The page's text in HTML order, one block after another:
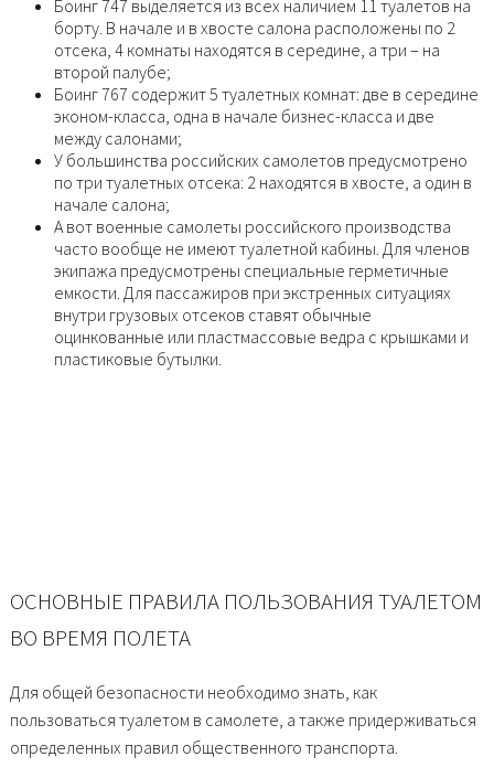
Боинг 747 выделяется из всех наличием 11 туалетов на
борту. В начале и в хвосте салона расположены по 2
отсека, 4 комнаты находятся в середине, а три – на
второй палубе;
Боинг 767 содержит 5 туалетных комнат: две в середине
эконом-класса, одна в начале бизнес-класса и две
между салонами;
У большинства российских самолетов предусмотрено
по три туалетных отсека: 2 находятся в хвосте, а один в
начале салона;
А вот военные самолеты российского производства
часто вообще не имеют туалетной кабины. Для членов
экипажа предусмотрены специальные герметичные
емкости. Для пассажиров при экстренных ситуациях
внутри грузовых отсеков ставят обычные
оцинкованные или пластмассовые ведра с крышками и
пластиковые бутылки.
ОСНОВНЫЕ ПРАВИЛА ПОЛЬЗОВАНИЯ ТУАЛЕТОМ
ВО ВРЕМЯ ПОЛЕТА
Для общей безопасности необходимо знать, как
пользоваться туалетом в самолете, а также придерживаться
определенных правил общественного транспорта.